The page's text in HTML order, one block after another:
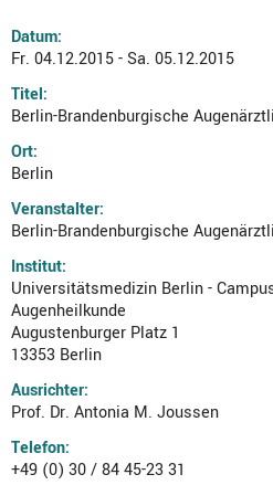
Datum:
Fr. 04.12.2015 - Sa. 05.12.2015
Titel:
Berlin-Brandenburgische
Ort:
Berlin
Veranstalter:
Berlin-Brandenburgische
Institut:
Universitätsmedizin Berlin -
Augenheilkunde
Augustenburger Platz 1
13353 Berlin
Ausrichter:
Prof. Dr. Antonia M. Joussen
Telefon:
+49 (0) 30 / 84 45-23 31